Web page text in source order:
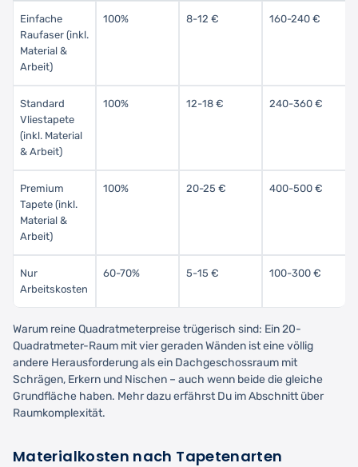
Einfache
Raufaser (inkl.
Material &
Arbeit)
100% 8-12 € 160-240 €
Standard
Vliestapete
(inkl. Material
& Arbeit)
100% 12-18 € 240-360 €
Premium
Tapete (inkl.
Material &
Arbeit)
100% 20-25 € 400-500 €
Nur
Arbeitskosten
60-70% 5-15 € 100-300 €
Warum reine Quadratmeterpreise trügerisch sind: Ein 20-
Quadratmeter-Raum mit vier geraden Wänden ist eine völlig
andere Herausforderung als ein Dachgeschossraum mit
Schrägen, Erkern und Nischen – auch wenn beide die gleiche
Grundfläche haben. Mehr dazu erfährst Du im Abschnitt über
Raumkomplexität.
Materialkosten nach Tapetenarten